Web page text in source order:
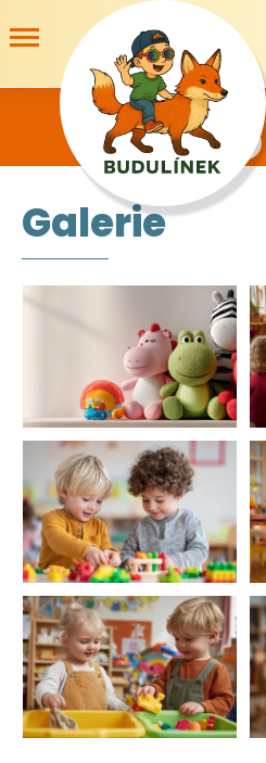
Galerie